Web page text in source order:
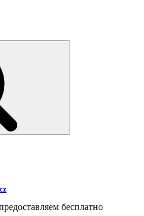
беcплатно